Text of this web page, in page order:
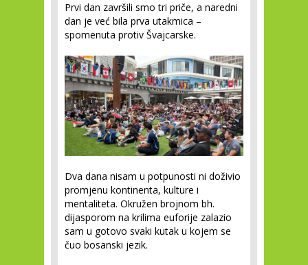
Prvi dan završili smo tri priče, a naredni
dan je već bila prva utakmica –
spomenuta protiv Švajcarske.
Dva dana nisam u potpunosti ni doživio
promjenu kontinenta, kulture i
mentaliteta. Okružen brojnom bh.
dijasporom na krilima euforije zalazio
sam u gotovo svaki kutak u kojem se
čuo bosanski jezik.